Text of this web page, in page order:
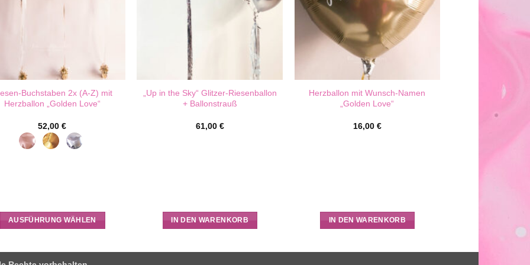
Buchstaben 2x (A-Z) mit
Herzballon „Golden Love“
52,00€
AUSFÜHRUNG WÄHLEN
weist
„Up in the Sky“ Glitzer-Riesenballon
+ Ballonstrauß
61,00 €
IN DEN WARENKORB
Herzballon mit Wunsch-Namen
„Golden Love“
16,00 €
IN DEN WARENKORB